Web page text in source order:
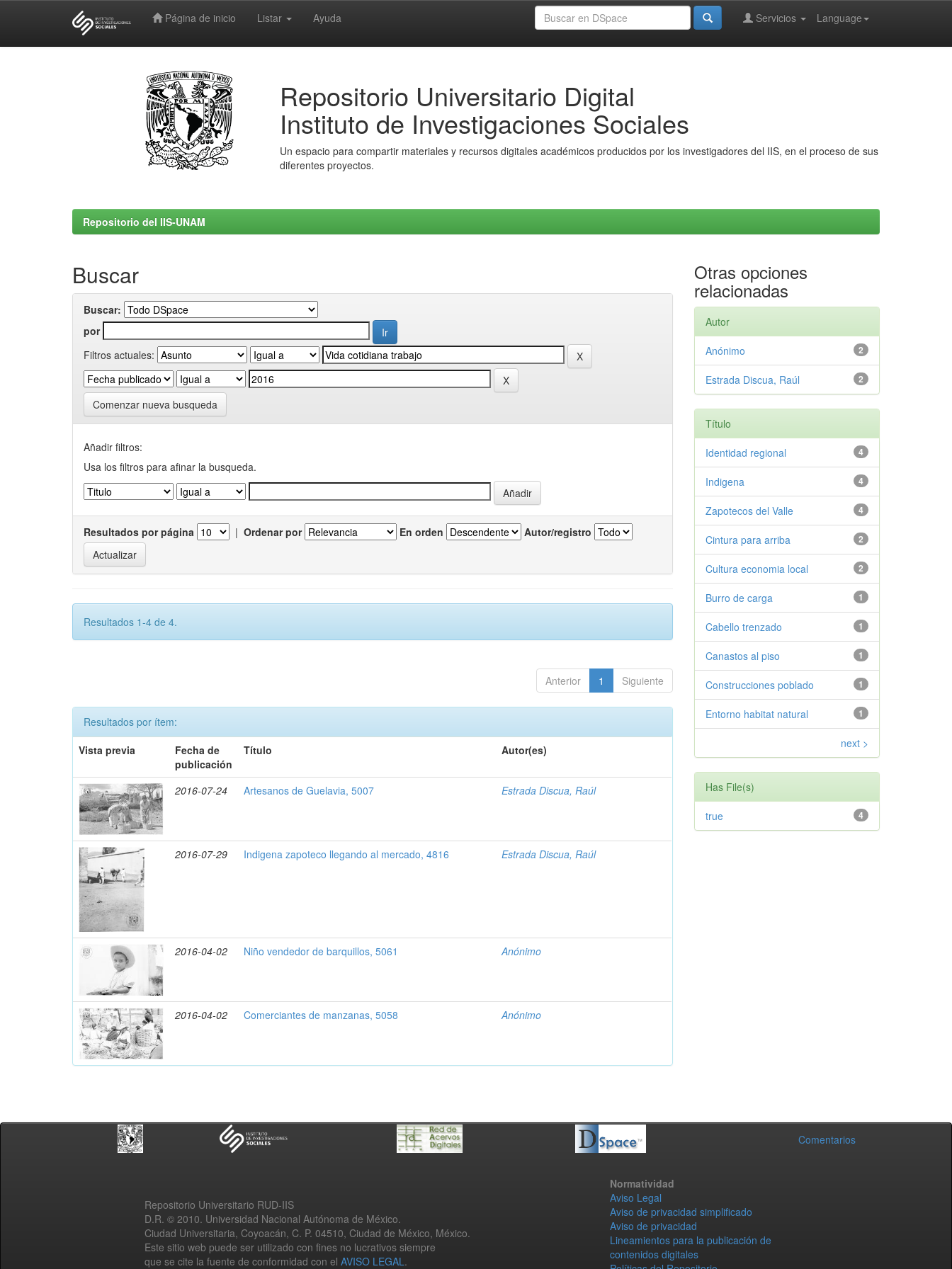
Página de inicio Listar Ayuda Language
Servicios
Repositorio Universitario Digital
Instituto de Investigaciones Sociales
Un espacio para compartir materiales y recursos digitales académicos producidos por los investigadores del IIS, en el proceso de sus
diferentes proyectos.
Repositorio del IIS-UNAM
Buscar
Buscar:
por
Filtros actuales:
Comenzar nueva busqueda
Añadir filtros:
Usa los filtros para afinar la busqueda.
Resultados por página | Ordenar por En orden Autor/registro
Resultados 1-4 de 4.
Anterior 1 Siguiente
Resultados por ítem:
Vista previa
Fecha de
publicación
Título Autor(es)
2016-07-24 Artesanos de Guelavia, 5007 Estrada Discua, Raúl
2016-07-29 Indigena zapoteco llegando al mercado, 4816 Estrada Discua, Raúl
2016-04-02 Niño vendedor de barquillos, 5061 Anónimo
2016-04-02 Comerciantes de manzanas, 5058 Anónimo
Otras opciones
relacionadas
Autor
2
Anónimo
2
Estrada Discua, Raúl
Título
4
Identidad regional
4
Indigena
4
Zapotecos del Valle
2
Cintura para arriba
2
Cultura economia local
1
Burro de carga
1
Cabello trenzado
1
Canastos al piso
1
Construcciones poblado
1
Entorno habitat natural
next >
Has File(s)
4
true
Comentarios
Repositorio Universitario RUD-IIS
D.R. © 2010. Universidad Nacional Autónoma de México.
Ciudad Universitaria, Coyoacán, C. P. 04510, Ciudad de México, México.
Este sitio web puede ser utilizado con fines no lucrativos siempre
que se cite la fuente de conformidad con el AVISO LEGAL.
Normatividad
Aviso Legal
Aviso de privacidad simplificado
Aviso de privacidad
Lineamientos para la publicación de
contenidos digitales